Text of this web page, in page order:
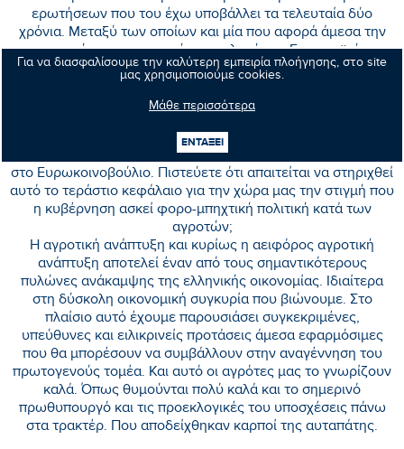
Για να διασφαλίσουμε την καλύτερη εμπειρία πλοήγησης, στο site
μας χρησιμοποιούμε cookies.
Μάθε περισσότερα
ΕΝΤΑΞΕΙ
ερωτήσεων που του έχω υποβάλλει τα τελευταία δύο
χρόνια. Μεταξύ των οποίων και μία που αφορά άμεσα την
περιοχή σας για το αν ήταν επιλογή της Ευρωπαϊκής
Επιτροπής να καταργηθούν οι μειωμένοι συντελεστές ΦΠΑ.
Είμαι βέβαιος γιατί την προβάλλατε ότι θυμάστε την
απάντηση που ήταν «επιλογή της ελληνικής κυβέρνησης η
• Έχετε κάνει πολλές παρεμβάσεις για τον πρωτογενή τομέα
στο Ευρωκοινοβούλιο. Πιστεύετε ότι απαιτείται να στηριχθεί
αυτό το τεράστιο κεφάλαιο για την χώρα μας την στιγμή που
η κυβέρνηση ασκεί φορο-μπηχτική πολιτική κατά των
αγροτών;
Η αγροτική ανάπτυξη και κυρίως η αειφόρος αγροτική
ανάπτυξη αποτελεί έναν από τους σημαντικότερους
πυλώνες ανάκαμψης της ελληνικής οικονομίας. Ιδιαίτερα
στη δύσκολη οικονομική συγκυρία που βιώνουμε. Στο
πλαίσιο αυτό έχουμε παρουσιάσει συγκεκριμένες,
υπεύθυνες και ειλικρινείς προτάσεις άμεσα εφαρμόσιμες
που θα μπορέσουν να συμβάλλουν στην αναγέννηση του
πρωτογενούς τομέα. Και αυτό οι αγρότες μας το γνωρίζουν
καλά. Όπως θυμούνται πολύ καλά και το σημερινό
πρωθυπουργό και τις προεκλογικές του υποσχέσεις πάνω
στα τρακτέρ. Που αποδείχθηκαν καρποί της αυταπάτης.